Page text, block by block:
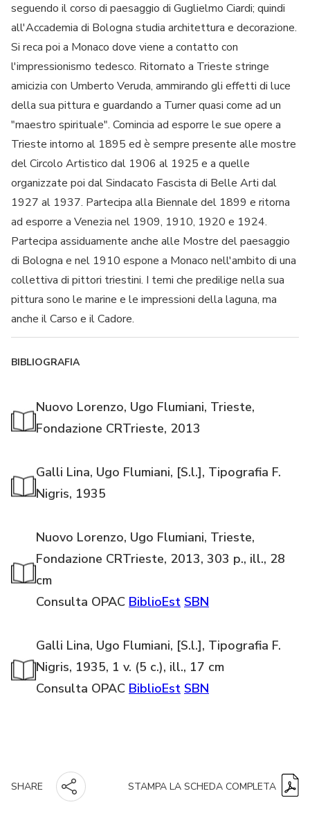
seguendo il corso di paesaggio di Guglielmo Ciardi; quindi
all'Accademia di Bologna studia architettura e decorazione.
Si reca poi a Monaco dove viene a contatto con
l'impressionismo tedesco. Ritornato a Trieste stringe
amicizia con Umberto Veruda, ammirando gli effetti di luce
della sua pittura e guardando a Turner quasi come ad un
"maestro spirituale". Comincia ad esporre le sue opere a
Trieste intorno al 1895 ed è sempre presente alle mostre
del Circolo Artistico dal 1906 al 1925 e a quelle
organizzate poi dal Sindacato Fascista di Belle Arti dal
1927 al 1937. Partecipa alla Biennale del 1899 e ritorna
ad esporre a Venezia nel 1909, 1910, 1920 e 1924.
Partecipa assiduamente anche alle Mostre del paesaggio
di Bologna e nel 1910 espone a Monaco nell'ambito di una
collettiva di pittori triestini. I temi che predilige nella sua
pittura sono le marine e le impressioni della laguna, ma
anche il Carso e il Cadore.
BIBLIOGRAFIA
Nuovo Lorenzo, Ugo Flumiani, Trieste,
Fondazione CRTrieste, 2013
Galli Lina, Ugo Flumiani, [S.l.], Tipografia F.
Nigris, 1935
Nuovo Lorenzo, Ugo Flumiani, Trieste,
Fondazione CRTrieste, 2013, 303 p., ill., 28
cm
Consulta OPAC BiblioEst SBN
Galli Lina, Ugo Flumiani, [S.l.], Tipografia F.
Nigris, 1935, 1 v. (5 c.), ill., 17 cm
Consulta OPAC BiblioEst SBN
SHARE STAMPA LA SCHEDA COMPLETA